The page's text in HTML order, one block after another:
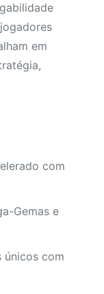
em
com
Gemas e
únicos com